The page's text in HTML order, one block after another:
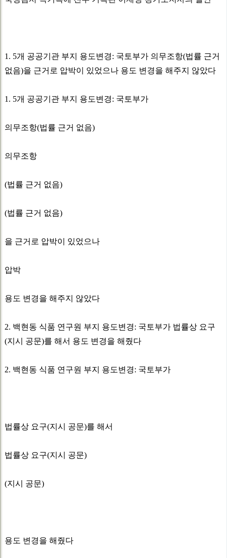
1. 5개 공공기관 부지 용도변경: 국토부가 의무조항(법률 근거
없음)을 근거로 압박이 있었으나 용도 변경을 해주지 않았다
1. 5개 공공기관 부지 용도변경: 국토부가
의무조항(법률 근거 없음)
의무조항
(법률 근거 없음)
(법률 근거 없음)
을 근거로 압박이 있었으나
압박
용도 변경을 해주지 않았다
2. 백현동 식품 연구원 부지 용도변경: 국토부가 법률상 요구
(지시 공문)를 해서 용도 변경을 해줬다
2. 백현동 식품 연구원 부지 용도변경: 국토부가
법률상 요구(지시 공문)를 해서
법률상 요구(지시 공문)
(지시 공문)
용도 변경을 해줬다